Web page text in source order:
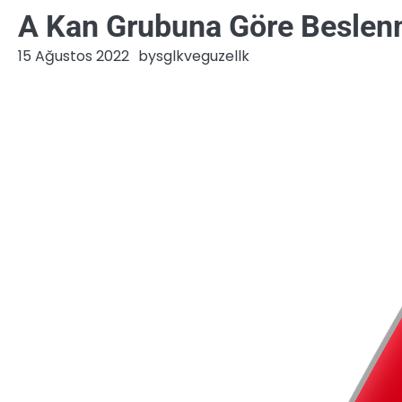
A Kan Grubuna Göre
15 Ağustos 2022 bysglkveguzellk